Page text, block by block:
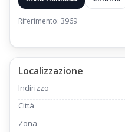
Riferimento: 3969
Localizzazione
Indirizzo
Città
Zona